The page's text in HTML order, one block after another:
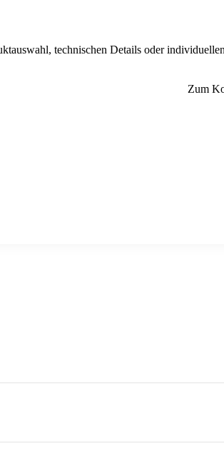
technischen Details oder
Zum